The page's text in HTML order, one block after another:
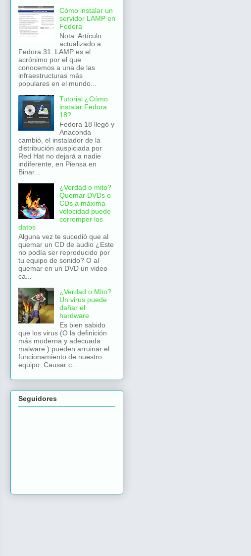
Cómo instalar un
servidor LAMP en
Fedora
Nota: Artículo
actualizado a
Fedora 31. LAMP es el
acrónimo por el que
conocemos a una de las
infraestructuras más
populares en el mundo...
Tutorial ¿Cómo
instalar Fedora
18?
Fedora 18 llegó y
Anaconda
cambió, el instalador de la
distribución auspiciada por
Red Hat no dejará a nadie
indiferente, en Piensa en
Binar...
¿Verdad o mito?
Quemar DVDs o
CDs a máxima
velocidad puede
corromper los
datos
Alguna vez te sucedió que al
quemar un CD de audio ¿Este
no podía ser reproducido por
tu equipo de sonido? O al
quemar en un DVD un video
ca...
¿Verdad o Mito?
Un virus puede
dañar el
hardware
Es bien sabido
que los virus (O la definición
más moderna y adecuada
malware ) pueden arruinar el
funcionamiento de nuestro
equipo: Causar c...
Seguidores